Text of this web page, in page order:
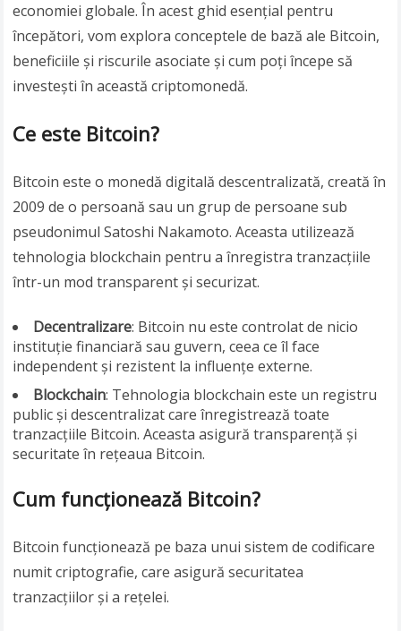
economiei globale. În acest ghid esențial pentru
începători, vom explora conceptele de bază ale Bitcoin,
beneficiile și riscurile asociate și cum poți începe să
investești în această criptomonedă.
Ce este Bitcoin?
Bitcoin este o monedă digitală descentralizată, creată în
2009 de o persoană sau un grup de persoane sub
pseudonimul Satoshi Nakamoto. Aceasta utilizează
tehnologia blockchain pentru a înregistra tranzacțiile
într-un mod transparent și securizat.
Decentralizare: Bitcoin nu este controlat de nicio
instituție financiară sau guvern, ceea ce îl face
independent și rezistent la influențe externe.
Blockchain: Tehnologia blockchain este un registru
public și descentralizat care înregistrează toate
tranzacțiile Bitcoin. Aceasta asigură transparență și
securitate în rețeaua Bitcoin.
Cum funcționează Bitcoin?
Bitcoin funcționează pe baza unui sistem de codificare
numit criptografie, care asigură securitatea
tranzacțiilor și a rețelei.